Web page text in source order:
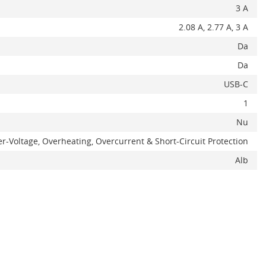
3 A
2.08 A, 2.77 A, 3 A
Da
Da
USB-C
1
Nu
Voltage, Overheating, Overcurrent & Short-Circuit Protection
Alb
ADAUGA IN COS